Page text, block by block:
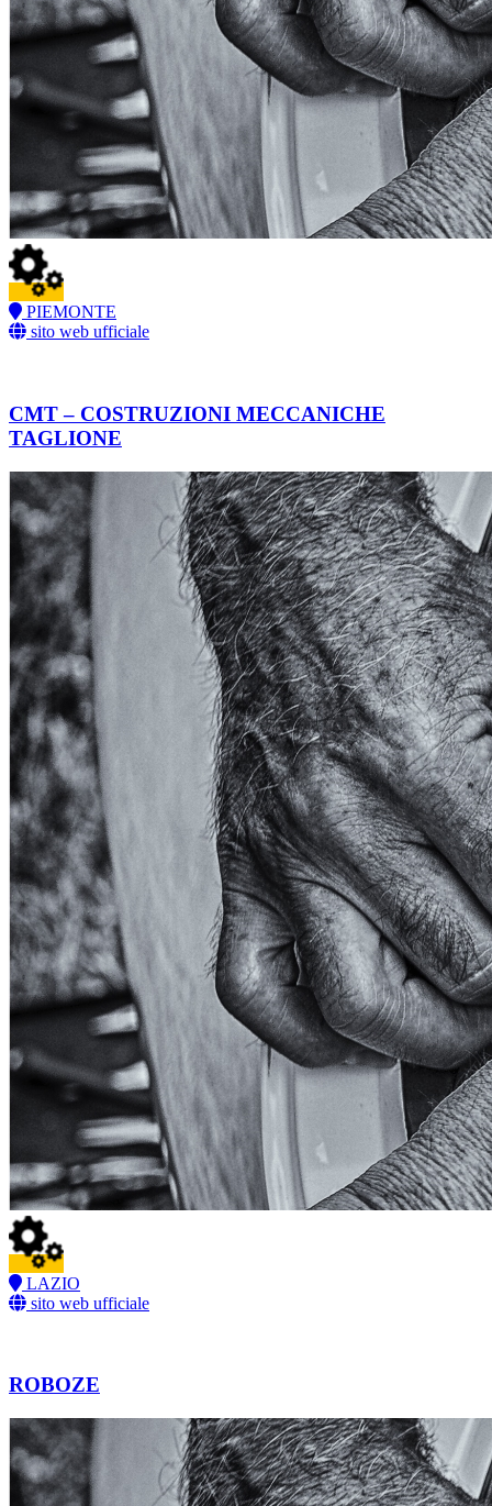
PIEMONTE
sito web ufficiale
CMT – COSTRUZIONI MECCANICHE
TAGLIONE
LAZIO
sito web ufficiale
ROBOZE